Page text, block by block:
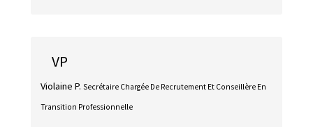
VP
Violaine P. Secrétaire Chargée De Recrutement Et Conseillère En
Transition Professionnelle